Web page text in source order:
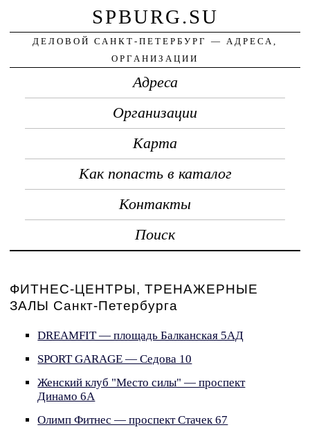
SPBURG.SU
ДЕЛОВОЙ САНКТ-ПЕТЕРБУРГ — АДРЕСА,
ОРГАНИЗАЦИИ
Адреса
Организации
Карта
Как попасть в каталог
Контакты
Поиск
ФИТНЕС-ЦЕНТРЫ, ТРЕНАЖЕРНЫЕ
ЗАЛЫ Санкт-Петербурга
DREAMFIT — площадь Балканская 5АД
SPORT GARAGE — Седова 10
Женский клуб "Место силы" — проспект
Динамо 6А
Олимп Фитнес — проспект Стачек 67